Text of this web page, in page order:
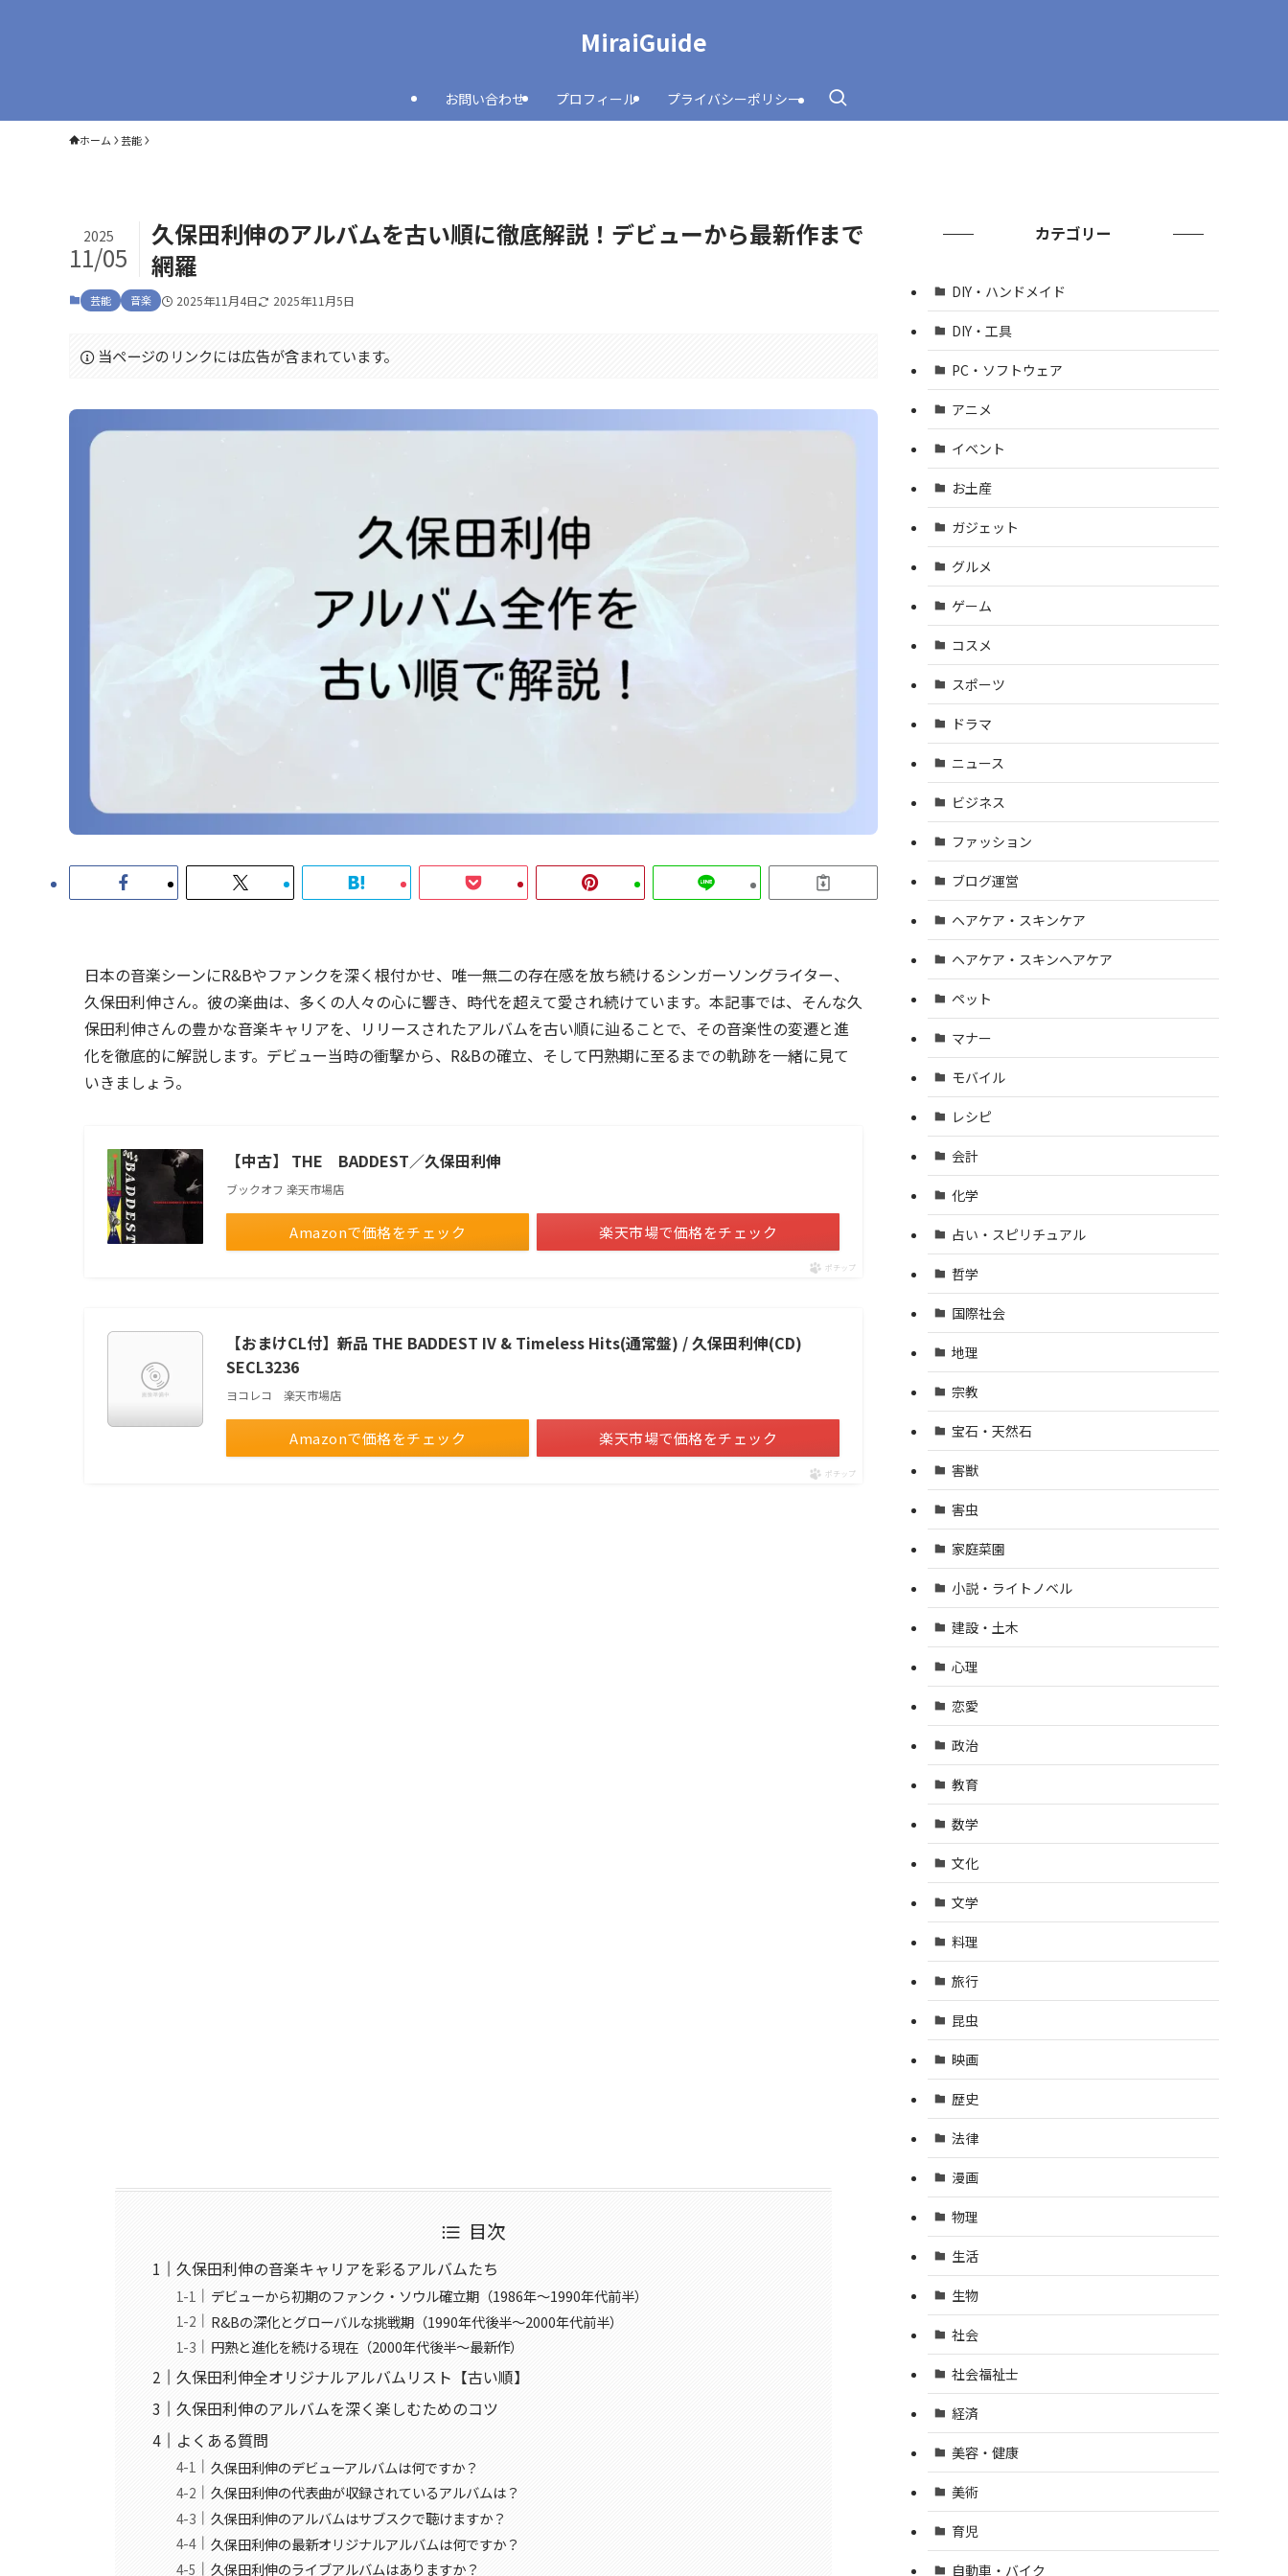
MiraiGuide
お問い合わせ プロフィール プライバシーポリシー
ホーム 芸能
久保田利伸のアルバムを古い順に徹底解説！デビューから最新作まで
網羅
2025
11/05
芸能 音楽 2025年11月4日 2025年11月5日
当ページのリンクには広告が含まれています。
日本の音楽シーンにR&Bやファンクを深く根付かせ、唯一無二の存在感を放ち続けるシンガーソングライター、
久保田利伸さん。彼の楽曲は、多くの人々の心に響き、時代を超えて愛され続けています。本記事では、そんな久
保田利伸さんの豊かな音楽キャリアを、リリースされたアルバムを古い順に辿ることで、その音楽性の変遷と進
化を徹底的に解説します。デビュー当時の衝撃から、R&Bの確立、そして円熟期に至るまでの軌跡を一緒に見て
いきましょう。
【中古】 THE BADDEST／久保田利伸
ブックオフ 楽天市場店
Amazonで価格をチェック 楽天市場で価格をチェック
ポチップ
【おまけCL付】新品 THE BADDEST IV & Timeless Hits(通常盤) / 久保田利伸(CD)
SECL3236
ヨコレコ 楽天市場店
Amazonで価格をチェック 楽天市場で価格をチェック
ポチップ
目次
久保田利伸の音楽キャリアを彩るアルバムたち
デビューから初期のファンク・ソウル確立期（1986年～1990年代前半）
R&Bの深化とグローバルな挑戦期（1990年代後半～2000年代前半）
円熟と進化を続ける現在（2000年代後半～最新作）
久保田利伸全オリジナルアルバムリスト【古い順】
久保田利伸のアルバムを深く楽しむためのコツ
よくある質問
久保田利伸のデビューアルバムは何ですか？
久保田利伸の代表曲が収録されているアルバムは？
久保田利伸のアルバムはサブスクで聴けますか？
久保田利伸の最新オリジナルアルバムは何ですか？
久保田利伸のライブアルバムはありますか？
カテゴリー
DIY・ハンドメイド
DIY・工具
PC・ソフトウェア
アニメ
イベント
お土産
ガジェット
グルメ
ゲーム
コスメ
スポーツ
ドラマ
ニュース
ビジネス
ファッション
ブログ運営
ヘアケア・スキンケア
ヘアケア・スキンヘアケア
ペット
マナー
モバイル
レシピ
会計
化学
占い・スピリチュアル
哲学
国際社会
地理
宗教
宝石・天然石
害獣
害虫
家庭菜園
小説・ライトノベル
建設・土木
心理
恋愛
政治
教育
数学
文化
文学
料理
旅行
昆虫
映画
歴史
法律
漫画
物理
生活
生物
社会
社会福祉士
経済
美容・健康
美術
育児
自動車・バイク